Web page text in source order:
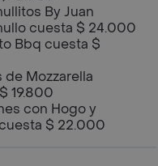
By Juan
cuesta $ 24.000
Bbq cuesta $
de Mozzarella
19.800
con Hogo y
$ 22.000